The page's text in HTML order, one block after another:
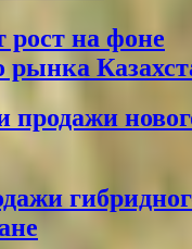
на фоне
рынка
продажи